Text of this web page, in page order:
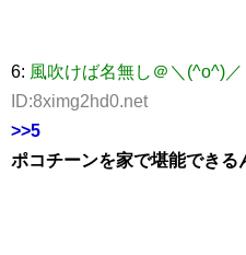
6: 風吹けば名無し＠＼(^o^)／
ID:8ximg2hd0.net
>>5
ポコチーンを家で堪能できる